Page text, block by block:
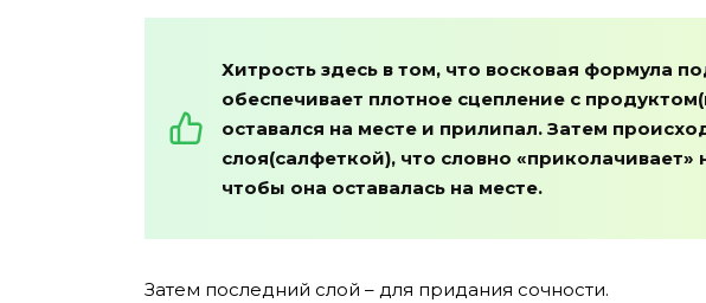
Хитрость здесь в том, что восковая формула
обеспечивает плотное сцепление с
оставался на месте и прилипал. Затем
слоя(салфеткой), что словно
чтобы она оставалась на месте.
Затем последний слой – для придания сочности.